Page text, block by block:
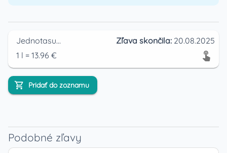
Jednotasupermarket Zľava skončila: 20.08.2025
1 l = 13.96 €
Pridať do zoznamu
Podobné zľavy